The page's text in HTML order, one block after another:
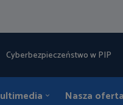
Cyberbezpieczeństwo w PIP
Nasza oferta